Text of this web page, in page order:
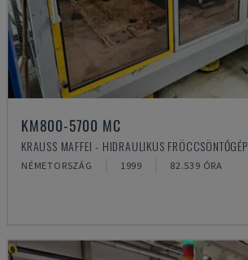
KM800-5700 MC
KRAUSS MAFFEI - HIDRAULIKUS FRÖCCSÖNTŐGÉP
NÉMETORSZÁG 1999 82.539 ÓRA